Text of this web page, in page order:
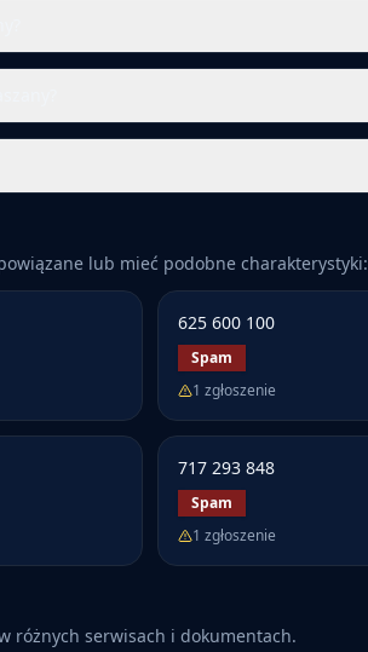
lub mieć podobne charakterystyki:
625 600 100
Spam
1 zgłoszenie
717 293 848
Spam
1 zgłoszenie
różnych serwisach i dokumentach.